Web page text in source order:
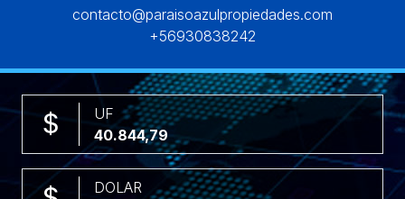
contacto@paraisoazulpropiedades.com
+56930838242
UF
40.844,79
DOLAR